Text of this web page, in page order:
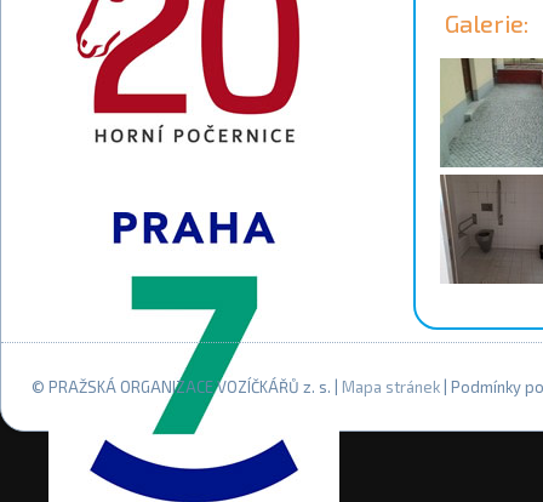
Galerie:
© PRAŽSKÁ ORGANIZACE VOZÍČKÁŘŮ z. s. | Mapa stránek | Podmínky